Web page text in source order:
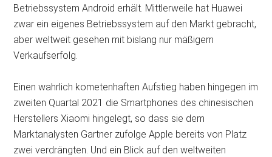
Betriebssystem Android erhält. Mittlerweile hat Huawei
zwar ein eigenes Betriebssystem auf den Markt gebracht,
aber weltweit gesehen mit bislang nur mäßigem
Verkaufserfolg.
Einen wahrlich kometenhaften Aufstieg haben hingegen im
zweiten Quartal 2021 die Smartphones des chinesischen
Herstellers Xiaomi hingelegt, so dass sie dem
Marktanalysten Gartner zufolge Apple bereits von Platz
zwei verdrängten. Und ein Blick auf den weltweiten